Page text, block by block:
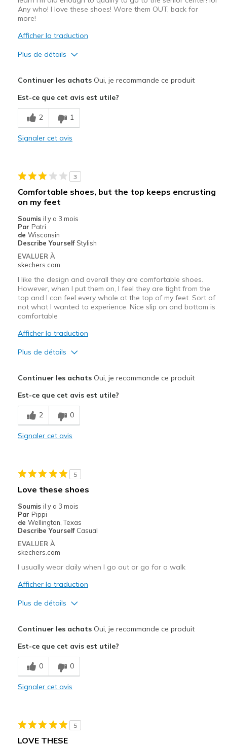
Any who! I love these shoes! Wore them OUT, back for
more!
Afficher la traduction
Plus de détails
Breathe Well
Comfortable
Les meilleures utilisations
Casual Wear
Travel
Width
Feels true to width
Sizing
View On Shoes
Continuer les achatsOui, je recommande ce produit
Est-ce que cet avis est utile?
2 1
Signaler cet avis
3
Comfortable shoes, but the top keeps encrusting
on my feet
Soumis il y a 3 mois
Par Patri
de Wisconsin
Describe Yourself Stylish
EVALUER À
skechers.com
I like the design and overall they are comfortable shoes.
However, when I put them on, I feel they are tight from the
top and I can feel every whole at the top of my feet. Sort of
not what I wanted to experience. Nice slip on and bottom is
comfortable
Afficher la traduction
Plus de détails
Les meilleures utilisations
Casual Wear
View On Shoes
I'm Really Into Shoes
Continuer les achatsOui, je recommande ce produit
Est-ce que cet avis est utile?
2 0
Signaler cet avis
5
Love these shoes
Soumis il y a 3 mois
Par Pippi
de Wellington, Texas
Describe Yourself Casual
EVALUER À
skechers.com
I usually wear daily when I go out or go for a walk
Afficher la traduction
Plus de détails
Breathe Well
Comfortable
Les meilleures utilisations
Continuer les achatsOui, je recommande ce produit
Est-ce que cet avis est utile?
0 0
Signaler cet avis
5
LOVE THESE